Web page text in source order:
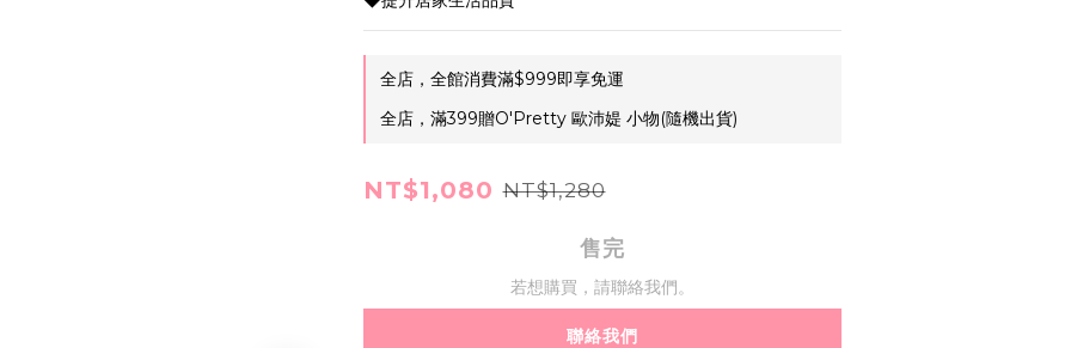
全店，全館消費滿$999即享免運
全店，滿399贈O'Pretty 歐沛媞 小物(隨機出貨)
NT$1,080 NT$1,280
售完
若想購買，請聯絡我們。
聯絡我們